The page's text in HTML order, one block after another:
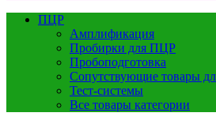
ПЦР
Амплификация
Пробирки для ПЦР
Пробоподготовка
Сопутствующие товары
Тест-системы
Все товары категории